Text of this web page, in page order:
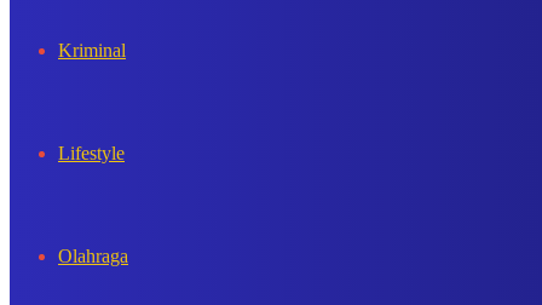
Kriminal
Lifestyle
Olahraga